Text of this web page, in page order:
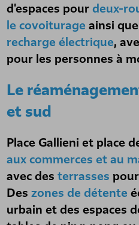
d'espaces pourdeux-
lecovoiturage ainsi
recharge électrique,
pour les personnes à
Le
et sud
Place Gallieni et place
aux commerces et au
avec desterrasses
Deszones de détente
urbain et des espaces